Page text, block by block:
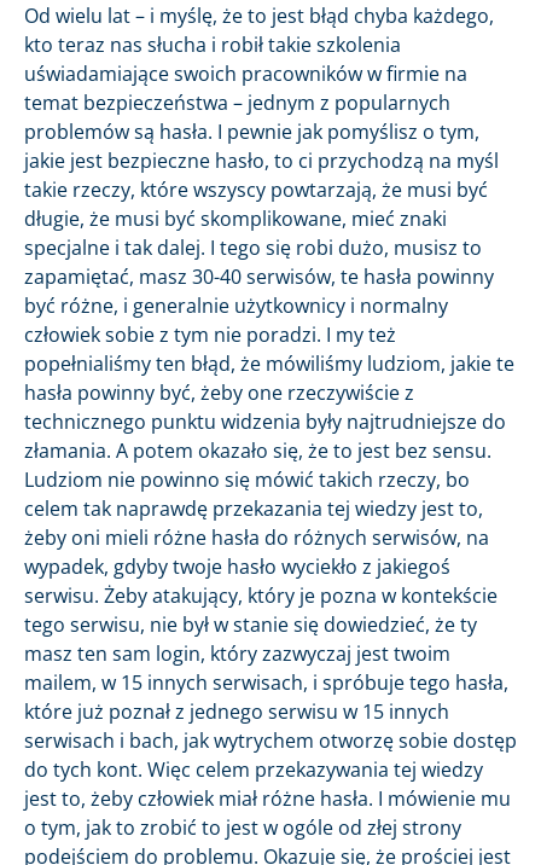
Od wielu lat – i myślę, że to jest błąd chyba każdego,
kto teraz nas słucha i robił takie szkolenia
uświadamiające swoich pracowników w firmie na
temat bezpieczeństwa – jednym z popularnych
problemów są hasła. I pewnie jak pomyślisz o tym,
jakie jest bezpieczne hasło, to ci przychodzą na myśl
takie rzeczy, które wszyscy powtarzają, że musi być
długie, że musi być skomplikowane, mieć znaki
specjalne i tak dalej. I tego się robi dużo, musisz to
zapamiętać, masz 30-40 serwisów, te hasła powinny
być różne, i generalnie użytkownicy i normalny
człowiek sobie z tym nie poradzi. I my też
popełnialiśmy ten błąd, że mówiliśmy ludziom, jakie te
hasła powinny być, żeby one rzeczywiście z
technicznego punktu widzenia były najtrudniejsze do
złamania. A potem okazało się, że to jest bez sensu.
Ludziom nie powinno się mówić takich rzeczy, bo
celem tak naprawdę przekazania tej wiedzy jest to,
żeby oni mieli różne hasła do różnych serwisów, na
wypadek, gdyby twoje hasło wyciekło z jakiegoś
serwisu. Żeby atakujący, który je pozna w kontekście
tego serwisu, nie był w stanie się dowiedzieć, że ty
masz ten sam login, który zazwyczaj jest twoim
mailem, w 15 innych serwisach, i spróbuje tego hasła,
które już poznał z jednego serwisu w 15 innych
serwisach i bach, jak wytrychem otworzę sobie dostęp
do tych kont. Więc celem przekazywania tej wiedzy
jest to, żeby człowiek miał różne hasła. I mówienie mu
o tym, jak to zrobić to jest w ogóle od złej strony
podejściem do problemu. Okazuje się, że prościej jest